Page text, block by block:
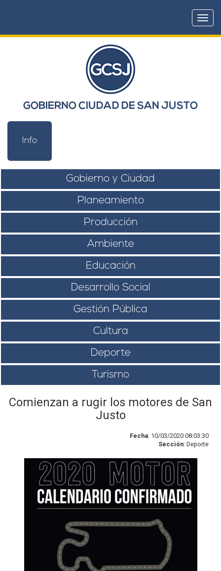
GOBIERNO CIUDAD DE SAN JUSTO
Info
Gobierno y Ciudad
Planeamiento
Producción
Ambiente
Educación
Desarrollo Social
Gestión Pública
Cultura
Deporte
Turismo
Comienzan a rugir los motores de San
Justo
Fecha: 10/03/2020 08:03:30
Sección: Deporte